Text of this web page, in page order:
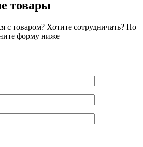
товары
с товаром? Хотите сотрудничать? По
форму ниже